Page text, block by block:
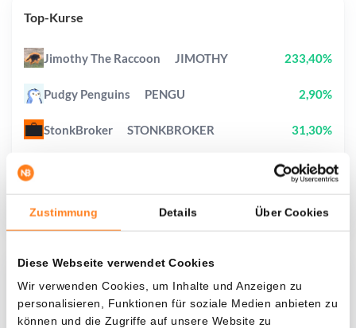
Zustimmung Details Über Cookies
Diese Webseite verwendet Cookies
Wir verwenden Cookies, um Inhalte und Anzeigen zu
personalisieren, Funktionen für soziale Medien anbieten zu
können und die Zugriffe auf unsere Website zu
Was, wenn ich...?
Zie hoeveel waarde je vandaag zou hebben als
Top-Kurse
Jimothy The Raccoon JIMOTHY 233,40%
Pudgy Penguins PENGU 2,90%
StonkBroker STONKBROKER 31,30%
39,60%